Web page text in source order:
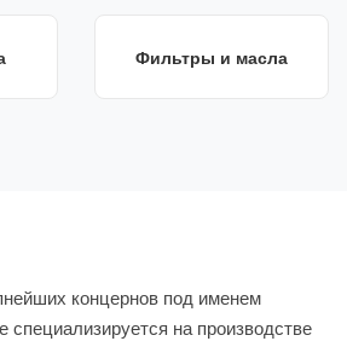
Фильтры и масла
концернов под именем
специализируется на производстве